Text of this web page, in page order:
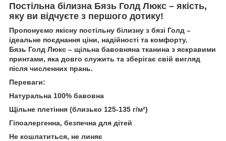
Постільна білизна Бязь Голд Люкс – якість,
яку ви відчуєте з першого дотику!
Пропонуємо якісну постільну білизну з бязі Голд –
ідеальне поєднання ціни, надійності та комфорту.
Бязь Голд Люкс – щільна бавовняна тканина з яскравими
принтами, яка довго служить та зберігає свій вигляд
після численних прань.
Переваги:
Натуральна 100% бавовна
Щільне плетіння (близько 125-135 г/м²)
Гіпоалергенна, безпечна для дітей
Не кошлатиться, не линяє